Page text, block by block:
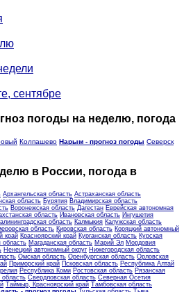
сентябре
погоды на неделю, погода
Колпашево Нарым - прогноз погоды Северск
в России, погода в
Архангельская область Астраханская область
область Бурятия Владимирская область
Воронежская область Дагестан Еврейская автономная
область Ивановская область Ингушетия
область Калмыкия Калужская область
область Кировская область Коряцкий автономный
край Красноярский край Курганская область Курская
область Магаданская область Марий Эл Мордовия
Ненецкий автономный округ Нижегородская область
Омская область Оренбургская область Орловская
Приморский край Псковская область Республика Алтай
Республика Коми Ростовская область Рязанская
область Свердловская область Северная Осетия
Таймыр, Красноярский край Тамбовская область